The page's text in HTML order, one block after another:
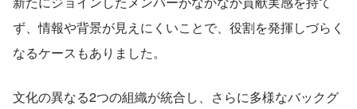
ず、情報や背景が見えにくいことで、役割を発揮しづらく
なるケースもありました。
文化の異なる2つの組織が統合し、さらに多様なバックグ